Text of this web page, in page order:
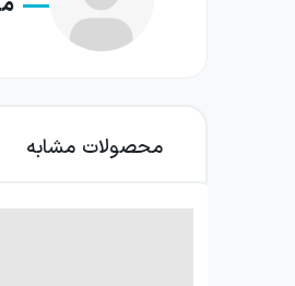
فصل تقسیم می‌شود
تطابق زمانی و
تولد یک عارف
محصولات مشابه